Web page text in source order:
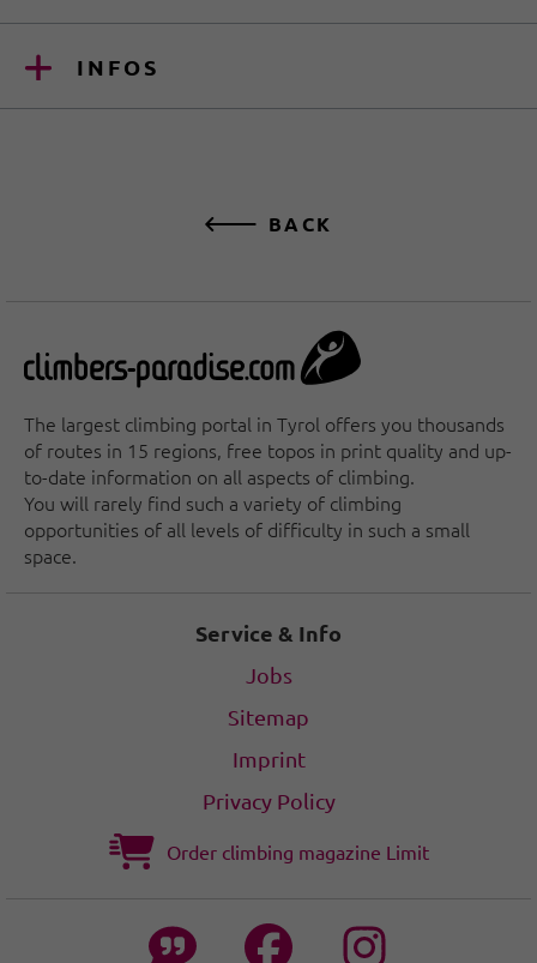
INFOS
BACK
The largest climbing portal in Tyrol offers you thousands
of routes in 15 regions, free topos in print quality and up-
to-date information on all aspects of climbing.
You will rarely find such a variety of climbing
opportunities of all levels of difficulty in such a small
space.
Service & Info
Jobs
Sitemap
Imprint
Privacy Policy
Order climbing magazine Limit